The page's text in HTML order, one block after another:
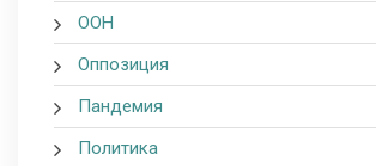
ООН
Оппозиция
Пандемия
Политика